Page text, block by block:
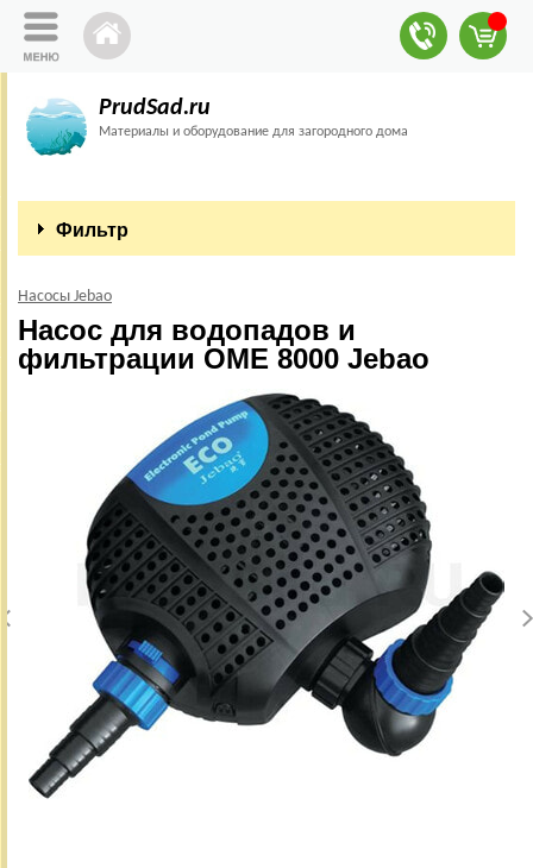
PrudSad.ru
Материалы и оборудование для загородного дома
Фильтр
Насосы Jebao
Насос для водопадов и
фильтрации OME 8000 Jebao